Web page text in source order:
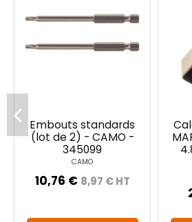
Embouts standards
(lot de 2) - CAMO -
345099
CAMO
10,76 € 8,97 € HT